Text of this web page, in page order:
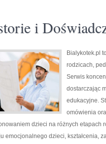
i
Bialykotek.pl
rodzicach,
Serwis
dostarczając
edukacyjne.
omówienia
dzieci na różnych etapach
emocjonalnego dzieci, kształcenia,